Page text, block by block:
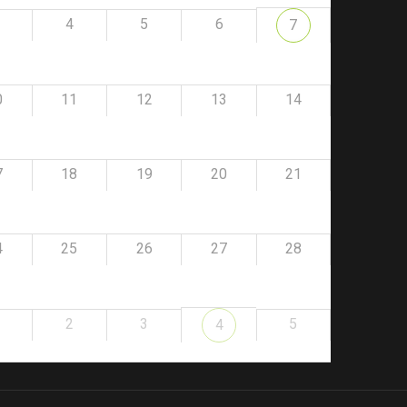
4 5 6 7
11 12 13 14
18 19 20 21
25 26 27 28
2 3 4 5